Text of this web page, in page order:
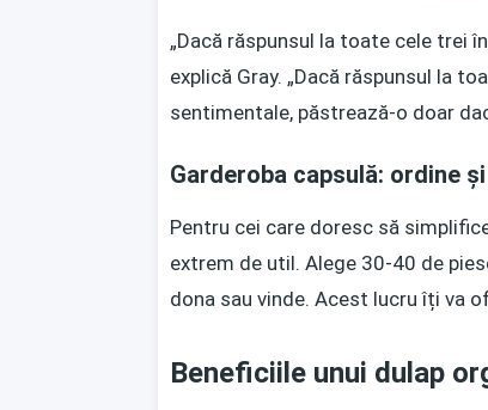
„Dacă răspunsul la toate cele trei
explică Gray. „Dacă răspunsul la
sentimentale, păstrează-o doar
Garderoba capsulă: ordine
Pentru cei care doresc să
extrem de util. Alege 30-40 de
dona sau vinde. Acest lucru îți va
Beneficiile unui dulap